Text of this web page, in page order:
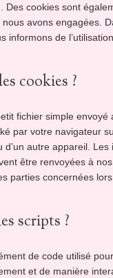
Des cookies sont
avons engagées.
informons de
cookies ?
fichier simple envoyé
par votre navigateur
d’un autre appareil.
être renvoyées à
parties concernées lors
scripts ?
de code utilisé
et de manière